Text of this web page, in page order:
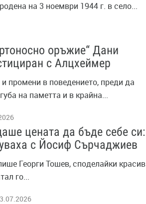
на 3 ноември 1944 г. в село...
оръжие“ Дани
с Алцхеймер
промени в поведението, преди да
на паметта и в крайна...
цената да бъде себе си:
с Йосиф Сърчаджиев
Георги Тошев, споделайки красив
го...